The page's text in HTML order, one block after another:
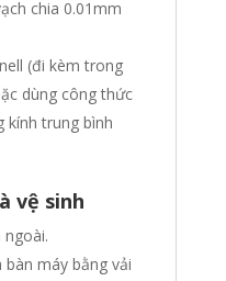
chia 0.01mm
(đi kèm trong
dùng công thức
kính trung bình
vệ sinh
ngoài.
máy bằng vải